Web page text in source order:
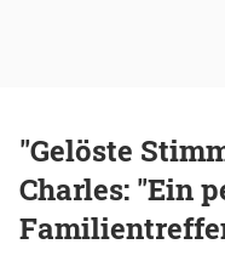
"Gelöste
Charles: "Ein